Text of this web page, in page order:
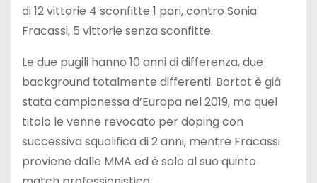
di 12 vittorie 4 sconfitte 1 pari, contro Sonia
Fracassi, 5 vittorie senza sconfitte.
Le due pugili hanno 10 anni di differenza, due
background totalmente differenti. Bortot è già
stata campionessa d’Europa nel 2019, ma quel
titolo le venne revocato per doping con
successiva squalifica di 2 anni, mentre Fracassi
proviene dalle MMA ed è solo al suo quinto